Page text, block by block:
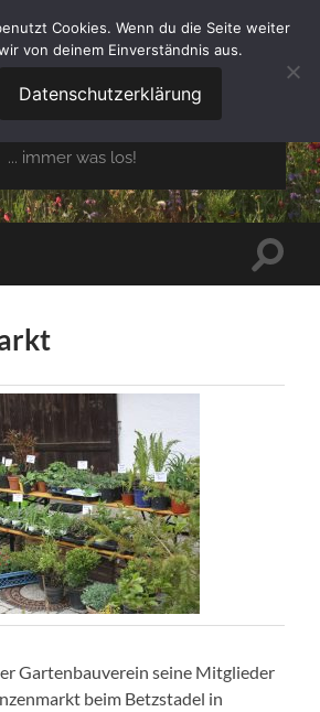
E.V.
... immer was los!
Gartenbauverein seine Mitglieder
beim Betzstadel in
Cookies. Wenn du die Seite weiter
von deinem Einverständnis aus.
Datenschutzerklärung